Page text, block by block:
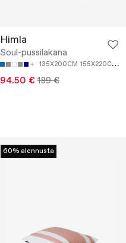
Himla
Soul-pussilakana
135X200CM 155X220CM
94.50 € 189 €
60% alennusta